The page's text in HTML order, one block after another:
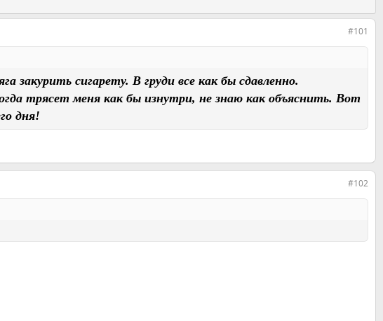
#101
сигарету. В груди все как бы сдавленно.
трясет меня как бы изнутри, не знаю как объяснить. Вот
дня!
#102